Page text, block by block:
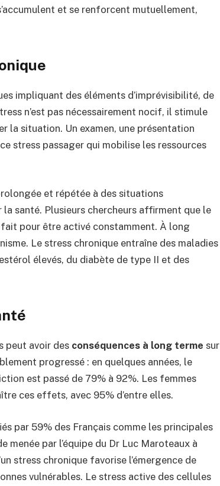
et se renforcent mutuellement,
impliquant des éléments d’imprévisibilité, de
n’est pas nécessairement nocif, il stimule
la situation. Un examen, une présentation
stress passager qui mobilise les ressources
et répétée à des situations
santé. Plusieurs chercheurs affirment que le
fait pour être activé constamment. À long
Le stress chronique entraîne des maladies
élevés, du diabète de type II et des
peut avoir des conséquences à long terme sur
progressé : en quelques années, le
est passé de 79% à 92%. Les femmes
ces effets, avec 95% d’entre elles.
par 59% des Français comme les principales
menée par l’équipe du Dr Luc Maroteaux à
stress chronique favorise l’émergence de
vulnérables. Le stress active des cellules